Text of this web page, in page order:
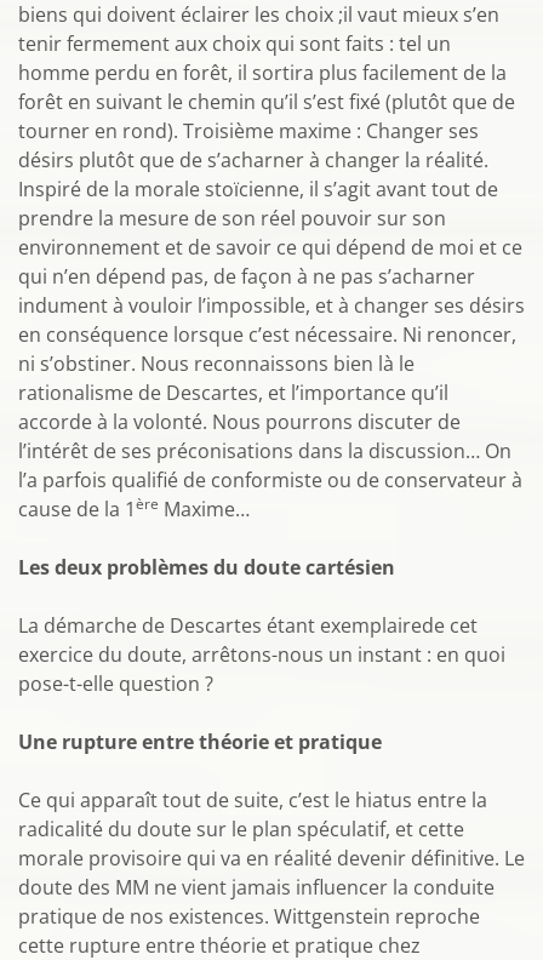
biens qui doivent éclairer les choix ;il vaut mieux s’en
tenir fermement aux choix qui sont faits : tel un
homme perdu en forêt, il sortira plus facilement de la
forêt en suivant le chemin qu’il s’est fixé (plutôt que de
tourner en rond). Troisième maxime : Changer ses
désirs plutôt que de s’acharner à changer la réalité.
Inspiré de la morale stoïcienne, il s’agit avant tout de
prendre la mesure de son réel pouvoir sur son
environnement et de savoir ce qui dépend de moi et ce
qui n’en dépend pas, de façon à ne pas s’acharner
indument à vouloir l’impossible, et à changer ses désirs
en conséquence lorsque c’est nécessaire. Ni renoncer,
ni s’obstiner. Nous reconnaissons bien là le
rationalisme de Descartes, et l’importance qu’il
accorde à la volonté. Nous pourrons discuter de
l’intérêt de ses préconisations dans la discussion… On
l’a parfois qualifié de conformiste ou de conservateur à
cause de la 1ère Maxime…
Les deux problèmes du doute cartésien
La démarche de Descartes étant exemplairede cet
exercice du doute, arrêtons-nous un instant : en quoi
pose-t-elle question ?
Une rupture entre théorie et pratique
Ce qui apparaît tout de suite, c’est le hiatus entre la
radicalité du doute sur le plan spéculatif, et cette
morale provisoire qui va en réalité devenir définitive. Le
doute des MM ne vient jamais influencer la conduite
pratique de nos existences. Wittgenstein reproche
cette rupture entre théorie et pratique chez